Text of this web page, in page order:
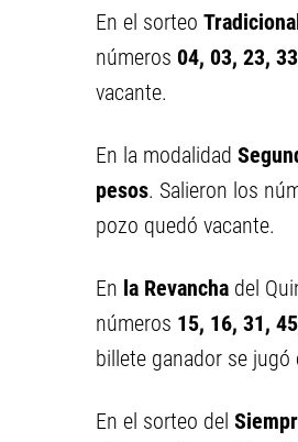
En el sorteo
números 04, 03, 23,
vacante.
En la modalidad
pesos. Salieron los
pozo quedó vacante.
En la Revancha del
números 15, 16, 31,
billete ganador se jugó
En el sorteo del